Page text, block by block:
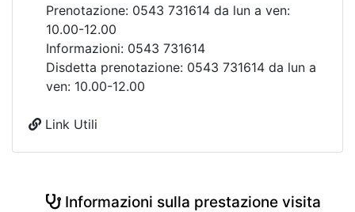
Prenotazione: 0543 731614 da lun a ven:
10.00-12.00
Informazioni: 0543 731614
Disdetta prenotazione: 0543 731614 da lun a
ven: 10.00-12.00
Link Utili
Informazioni sulla prestazione visita